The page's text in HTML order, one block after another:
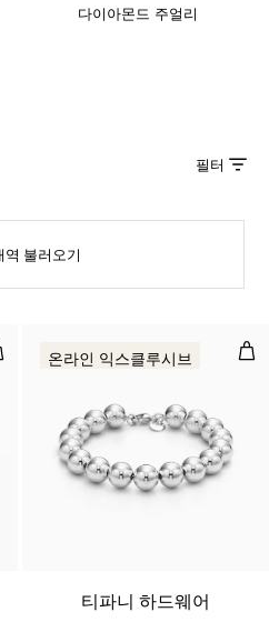
다이아몬드 주얼리
필터
역 불러오기
어 브레이슬릿, 스털링 실버 볼
온라인 익스클루시브
티파니 하드웨어